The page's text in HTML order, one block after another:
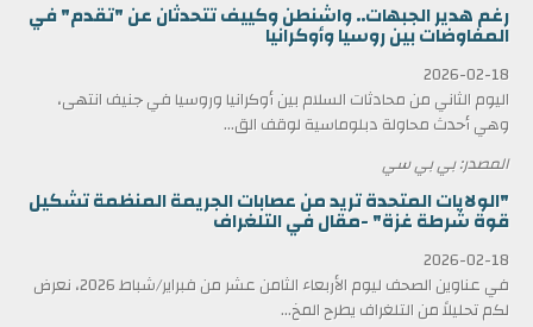
رغم هدير الجبهات.. واشنطن وكييف تتحدثان عن "تقدم" في
المفاوضات بين روسيا وأوكرانيا
2026-02-18
اليوم الثاني من محادثات السلام بين أوكرانيا وروسيا في جنيف انتهى،
وهي أحدث محاولة دبلوماسية لوقف الق...
المصدر: بي بي سي
"الولايات المتحدة تريد من عصابات الجريمة المنظمة تشكيل
قوة شرطة غزة" -مقال في التلغراف
2026-02-18
في عناوين الصحف ليوم الأربعاء الثامن عشر من فبراير/شباط 2026، نعرض
لكم تحليلاً من التلغراف يطرح المخ...